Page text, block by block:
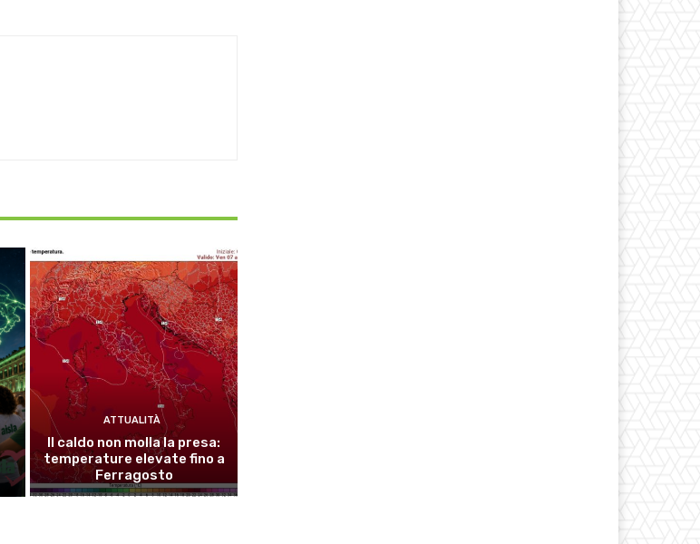
ATTUALITÀ
Il caldo non molla la presa:
temperature elevate fino a
Ferragosto